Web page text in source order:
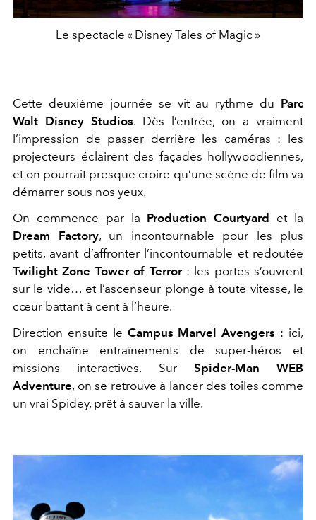
Le spectacle « Disney Tales of Magic »
Cette deuxième journée se vit au rythme du Parc
Walt Disney Studios. Dès l’entrée, on a vraiment
l’impression de passer derrière les caméras : les
projecteurs éclairent des façades hollywoodiennes,
et on pourrait presque croire qu’une scène de film va
démarrer sous nos yeux.
On commence par la Production Courtyard et la
Dream Factory, un incontournable pour les plus
petits, avant d’affronter l’incontournable et redoutée
Twilight Zone Tower of Terror: les portes s’ouvrent
sur le vide… et l’ascenseur plonge à toute vitesse, le
cœur battant à cent à l’heure.
Direction ensuite le Campus Marvel Avengers : ici,
on enchaîne entraînements de super-héros et
missions interactives. Sur Spider-Man WEB
Adventure, on se retrouve à lancer des toiles comme
un vrai Spidey, prêt à sauver la ville.